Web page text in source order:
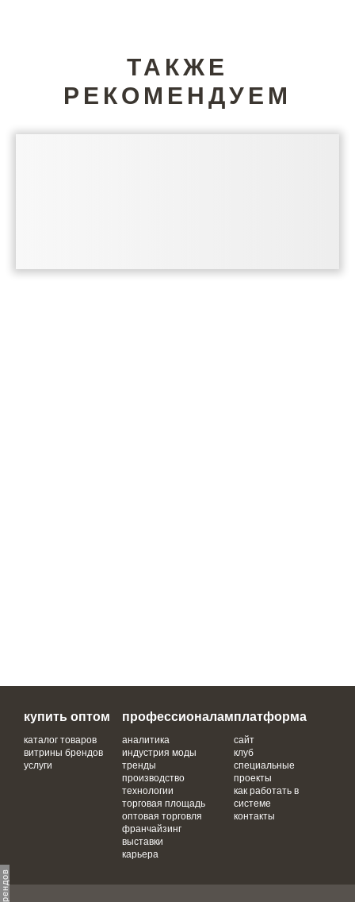
ТАКЖЕ
РЕКОМЕНДУЕМ
купить оптом
каталог товаров
витрины брендов
услуги
профессионалам
аналитика
индустрия моды
тренды
производство
технологии
торговая площадь
оптовая торговля
франчайзинг
выставки
карьера
платформа
сайт
клуб
специальные
проекты
как работать в
системе
контакты